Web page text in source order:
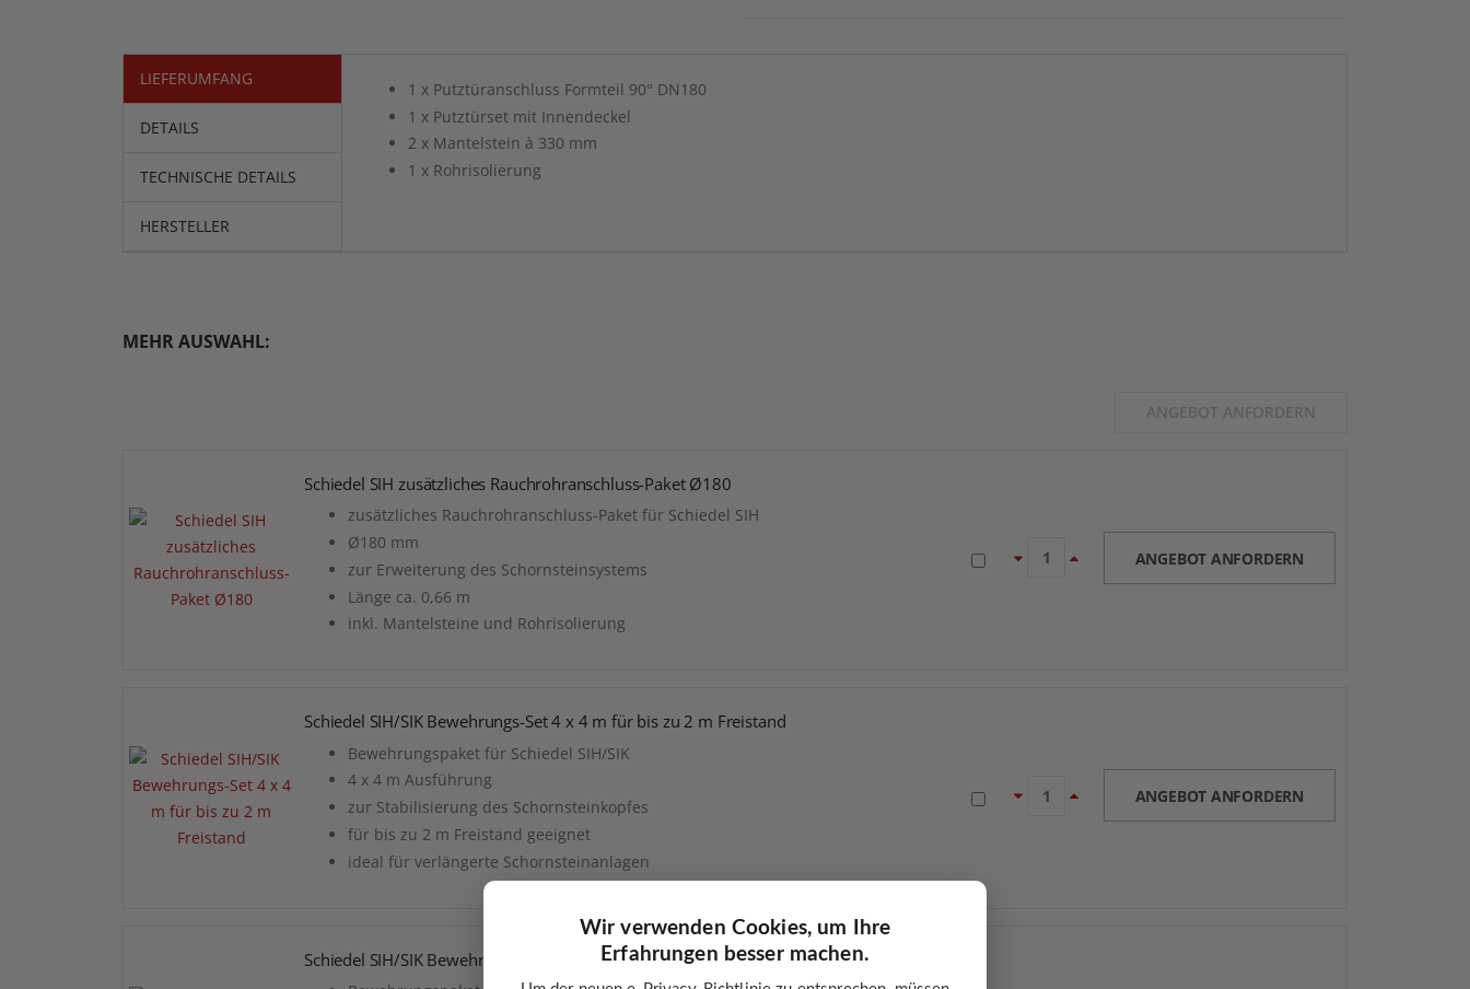
Wir verwenden Cookies, um Ihre
Erfahrungen besser machen.
LIEFERUMFANG
DETAILS
TECHNISCHE DETAILS
HERSTELLER
1 x Putztüranschluss Formteil 90° DN180
1 x Putztürset mit Innendeckel
2 x Mantelstein à 330 mm
1 x Rohrisolierung
MEHR AUSWAHL:
ANGEBOT ANFORDERN
Schiedel SIH zusätzliches Rauchrohranschluss-Paket Ø180
zusätzliches Rauchrohranschluss-Paket für Schiedel SIH
Ø180 mm
zur Erweiterung des Schornsteinsystems
Länge ca. 0,66 m
inkl. Mantelsteine und Rohrisolierung
ANGEBOT ANFORDERN
Schiedel SIH/SIK Bewehrungs-Set 4 x 4 m für bis zu 2 m Freistand
Bewehrungspaket für Schiedel SIH/SIK
4 x 4 m Ausführung
zur Stabilisierung des Schornsteinkopfes
für bis zu 2 m Freistand geeignet
ideal für verlängerte Schornsteinanlagen
ANGEBOT ANFORDERN
Schiedel SIH/SIK Bewehrungs-Set 4 x 6 m für bis zu 3 m Freistand